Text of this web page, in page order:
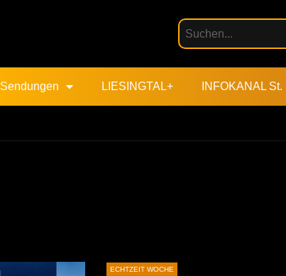
Sendungen LIESINGTAL+ INFOKANAL St.
ECHTZEIT WOCHE